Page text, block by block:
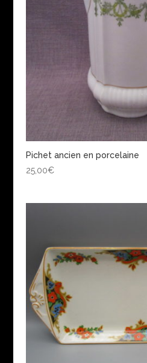
Pichet ancien en porcelaine
25,00€